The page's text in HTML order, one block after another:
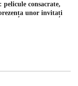
consacrate,
unor invitați